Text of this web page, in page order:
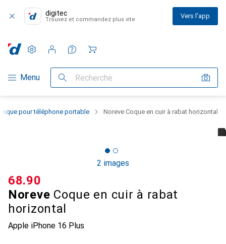
digitec
Trouvez et commandez plus vite Vers l'app
Navigation par catégorie
Menu Recherche
Paramètres
Compte client
Listes de comparaison
Listes d'envies
Panier
pour téléphone portable Noreve Coque en cuir à rabat horizontal
2 images
Noreve Coque en cuir à rabat
horizontal
Apple iPhone 16 Plus
CHF
68.90